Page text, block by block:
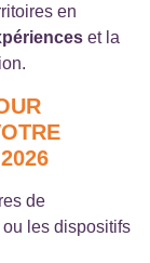
en
et la
de
les dispositifs